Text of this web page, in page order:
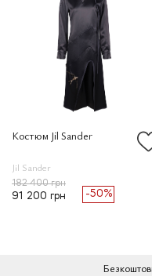
Костюм Jil Sander
Jil Sander
182 400 грн
91 200 грн -50%